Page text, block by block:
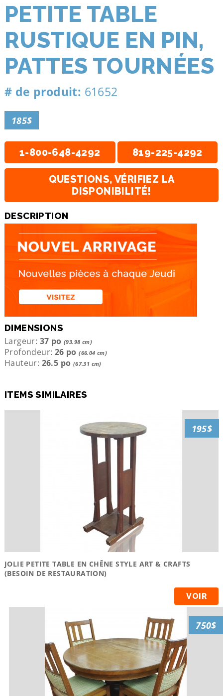
PETITE TABLE
RUSTIQUE EN PIN,
PATTES TOURNÉES
# de produit: 61652
185$
1-800-648-4292 819-225-4292
QUESTIONS, VÉRIFIEZ LA
DISPONIBILITÉ!
DESCRIPTION
DIMENSIONS
Largeur: 37 po (93.98 cm)
Profondeur: 26 po(66.04 cm)
Hauteur: 26.5 po (67.31 cm)
ITEMS SIMILAIRES
JOLIE PETITE TABLE EN CHÊNE STYLE ART & CRAFTS
(BESOIN DE RESTAURATION)
VOIR
195$
750$